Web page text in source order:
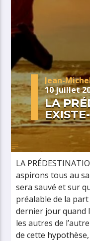
Jean-
10 juillet
LA
LA
aspirons tous au
sera sauvé et sur
préalable de la
dernier jour quand
les autres de
de cette